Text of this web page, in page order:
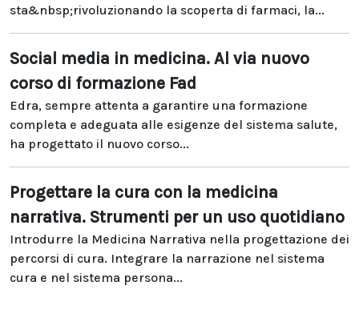
sta&nbsp;rivoluzionando la scoperta di farmaci, la...
Social media in medicina. Al via nuovo
corso di formazione Fad
Edra, sempre attenta a garantire una formazione
completa e adeguata alle esigenze del sistema salute,
ha progettato il nuovo corso...
Progettare la cura con la medicina
narrativa. Strumenti per un uso quotidiano
Introdurre la Medicina Narrativa nella progettazione dei
percorsi di cura. Integrare la narrazione nel sistema
cura e nel sistema persona...